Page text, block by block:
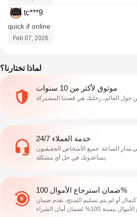
tc***9
quick if online
Feb 07, 2026
لماذا تختارنا؟
موثوق لأكثر من 10 سنوات
خدمة العملاء 24/7
مدار الساعة. جميع الأشخاص الحقيقيون
يساعدونك في حل أي مشكلة.
ضمان استرجاع الأموال 100%
أو لم يتم تسليم المنتج، نقدم ضمان